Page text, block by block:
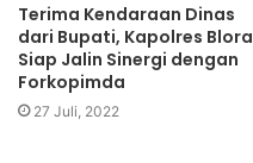
Terima Kendaraan Dinas
dari Bupati, Kapolres Blora
Siap Jalin Sinergi dengan
Forkopimda
27 Juli, 2022